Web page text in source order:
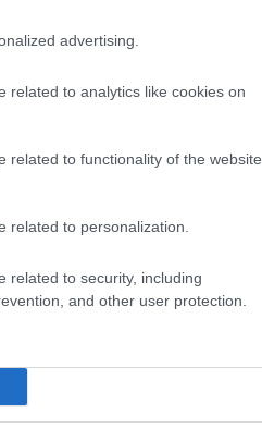
advertising.
related to analytics like cookies on
related to functionality of the website
related to personalization.
related to security, including
and other user protection.